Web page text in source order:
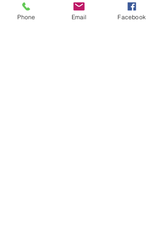
regelmäßige Sprints und Sprint
Reviews konnten wir flexibel auf
Phone Email Facebook